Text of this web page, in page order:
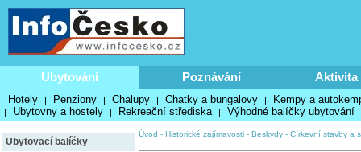
Ubytování Poznávání Aktivita
Hotely | Penziony | Chalupy | Chatky a bungalovy | Kempy a
| Ubytovny a hostely | Rekreační střediska | Výhodné balíčky ubytování
Ubytovací balíčky
Úvod - Historické zajímavosti - Beskydy - Církevní stavby a